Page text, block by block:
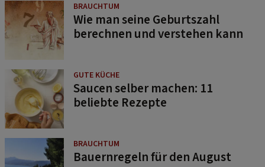
BRAUCHTUM
Wie man seine Geburtszahl
berechnen und verstehen kann
GUTE KÜCHE
Saucen selber machen: 11
beliebte Rezepte
BRAUCHTUM
Bauernregeln für den August